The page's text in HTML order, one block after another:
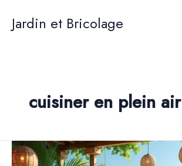
contenu
Jardin et Bricolage
cuisiner en plein air